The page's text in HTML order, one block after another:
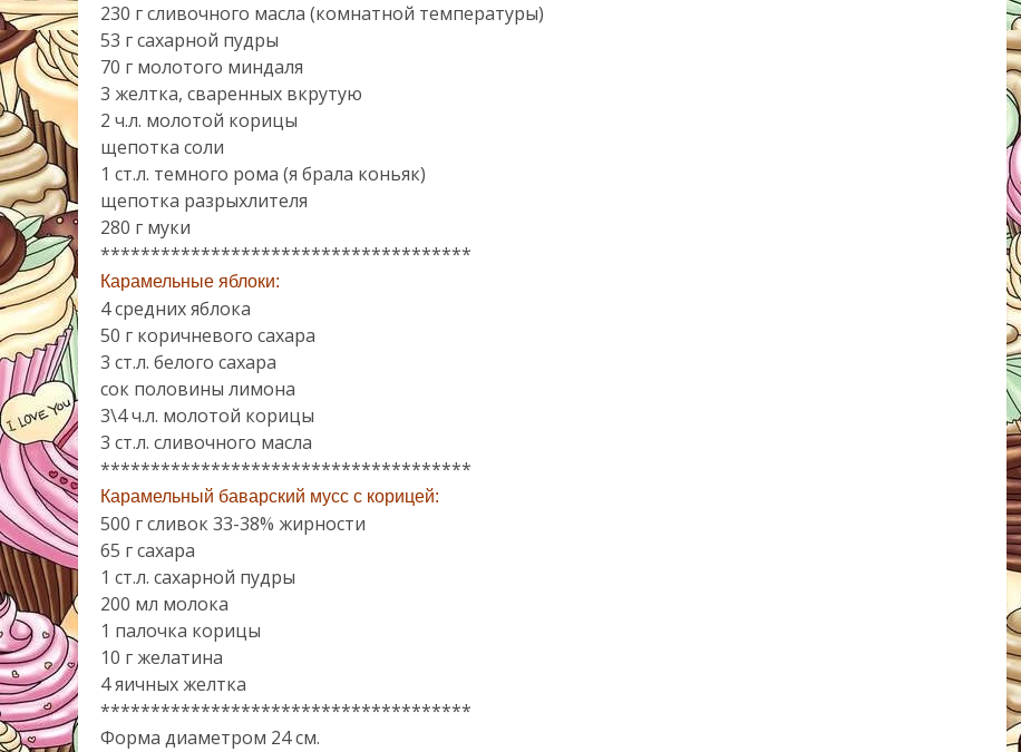
230 г сливочного масла (комнатной температуры)
53 г сахарной пудры
70 г молотого миндаля
3 желтка, сваренных вкрутую
2 ч.л. молотой корицы
щепотка соли
1 ст.л. темного рома (я брала коньяк)
щепотка разрыхлителя
280 г муки
*************************************
Карамельные яблоки:
4 средних яблока
50 г коричневого сахара
3 ст.л. белого сахара
сок половины лимона
3\4 ч.л. молотой корицы
3 ст.л. сливочного масла
*************************************
Карамельный баварский мусс с корицей:
500 г сливок 33-38% жирности
65 г сахара
1 ст.л. сахарной пудры
200 мл молока
1 палочка корицы
10 г желатина
4 яичных желткa
*************************************
Форма диаметром 24 см.